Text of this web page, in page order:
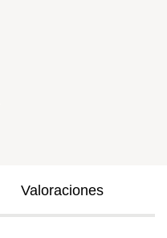
Valoraciones